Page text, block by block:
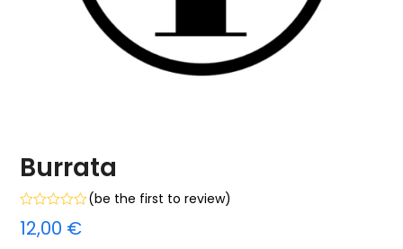
Burrata
con
(be the first to review)
12,00 €